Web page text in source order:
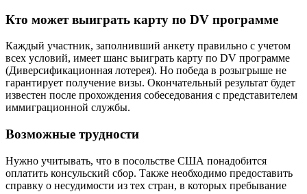
Кто может выиграть карту по DV программе
Каждый участник, заполнивший анкету правильно с учетом
всех условий, имеет шанс выиграть карту по DV программе
(Диверсификационная лотерея). Но победа в розыгрыше не
гарантирует получение визы. Окончательный результат будет
известен после прохождения собеседования с представителем
иммиграционной службы.
Возможные трудности
Нужно учитывать, что в посольстве США понадобится
оплатить консульский сбор. Также необходимо предоставить
справку о несудимости из тех стран, в которых пребывание